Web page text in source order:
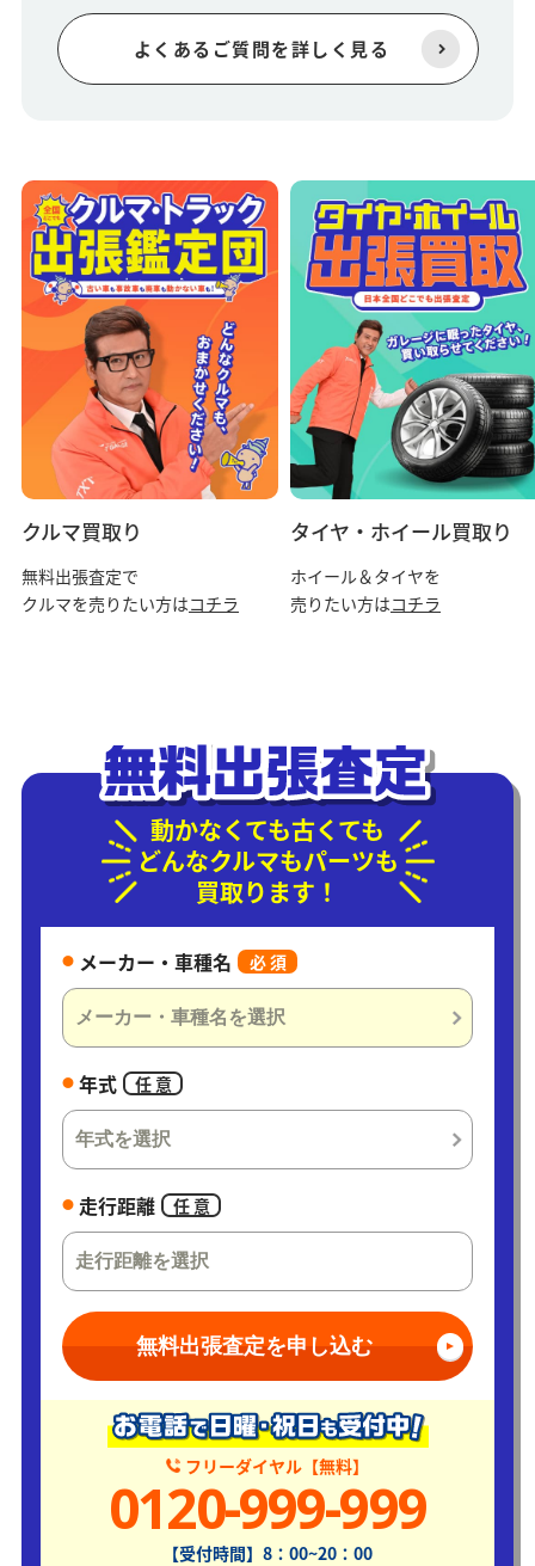
よくあるご質問を詳しく見る
クルマ買取り
無料出張査定で
クルマを売りたい方はコチラ
タイヤ・ホイール買取り
ホイール＆タイヤを
売りたい方はコチラ
動かなくても古くても
どんなクルマもパーツも
買取ります！
メーカー・車種名 必 須
年式 任 意
走行距離 任 意
無料出張査定を申し込む
フリーダイヤル【無料】
0120-999-999
【受付時間】8：00~20：00